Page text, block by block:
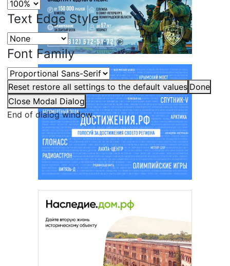
Text Edge Style
Font Family
Reset restore all settings to the default values Done
Close Modal Dialog
End of dialog window.